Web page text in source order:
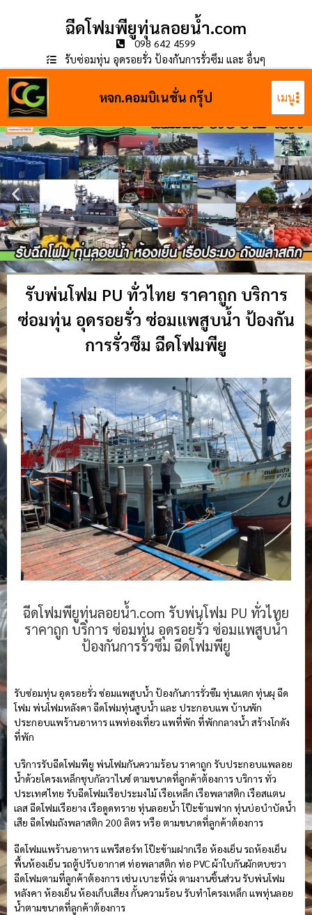
ฉีดโฟมพียูทุ่นลอยน้ำ.com
098 642 4599
รับซ่อมทุ่น อุดรอยรั่ว ป้องกันการรั่วซึม และ อื่นๆ
หจก.คอมบิเนชั่น กรุ๊ป เมนู
รับพ่นโฟม PU ทั่วไทย ราคาถูก บริการ
ซ่อมทุ่น อุดรอยรั่ว ซ่อมแพสูบน้ำ ป้องกัน
การรั่วซึม ฉีดโฟมพียู
ฉีดโฟมพียูทุ่นลอยน้ํา.com รับพ่นโฟม PU ทั่วไทย
ราคาถูก บริการ ซ่อมทุ่น อุดรอยรั่ว ซ่อมแพสูบน้ำ
ป้องกันการรั่วซึม ฉีดโฟมพียู
รับซ่อมทุ่น อุดรอยรั่ว ซ่อมแพสูบน้ำ ป้องกันการรั่วซึม ทุ่นแตก ทุ่นผุ ฉีด
โฟม พ่นโฟมหลังคา ฉีดโฟมทุ่นสูบน้ำ และ ประกอบแพ บ้านพัก
ประกอบแพร้านอาหาร แพท่องเที่ยว แพที่พัก ที่พักกลางน้ำ สร้างโกดัง
ที่พัก
บริการรับฉีดโฟมพียู พ่นโฟมกันความร้อน ราคาถูก รับประกอบแพลอย
น้ำด้วยโครงเหล็กชุบกัลวาไนซ์ ตามขนาดที่ลูกค้าต้องการ บริการ ทั่ว
ประเทศไทย รับฉีดโฟมเรือประมงไม้ เรือเหล็ก เรือพลาสติก เรือสแตน
เลส ฉีดโฟมเรือยาง เรือดูดทราย ทุ่นลอยน้ำ โป๊ะข้ามฟาก ทุ่นบ่อบำบัดน้ำ
เสีย ฉีดโฟมถังพลาสติก 200 ลิตร หรือ ตามขนาดที่ลูกค้าต้องการ
ฉีดโฟมแพร้านอาหาร แพรีสอร์ท โป๊ะข้ามฝากเรือ ห้องเย็น รถห้องเย็น
พื้นห้องเย็น รถตู้ปรับอากาศ ท่อพลาสติก ท่อ PVC ผ้าใบกันผักตบชวา
ฉีดโฟมตามที่ลูกค้าต้องการ เช่น เบาะที่นั่ง ตามงานชิ้นส่วน รับพ่นโฟม
หลังคา ห้องเย็น ห้องเก็บเสียง กั้นความร้อน รับทำโครงเหล็ก แพทุ่นลอย
น้ำตามขนาดที่ลูกค้าต้องการ